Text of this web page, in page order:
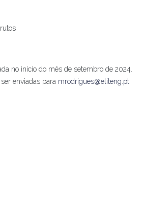
no início do mês de setembro de 2024.
enviadas para mrodrigues@eliteng.pt